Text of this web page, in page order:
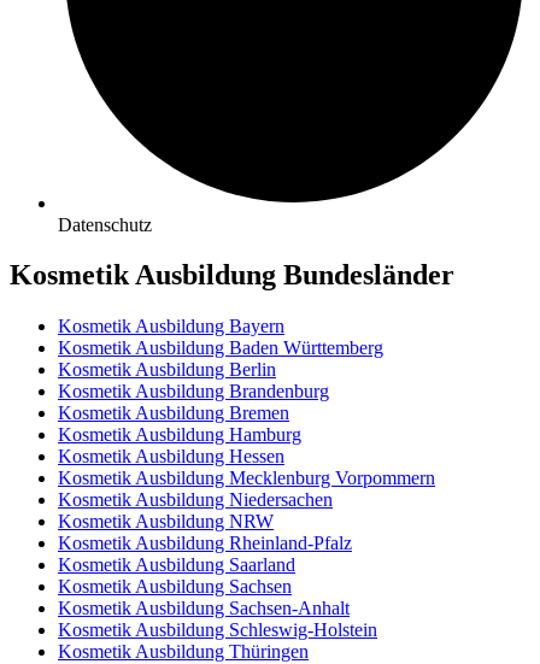
Datenschutz
Kosmetik Ausbildung Bundesländer
Kosmetik Ausbildung Bayern
Kosmetik Ausbildung Baden Württemberg
Kosmetik Ausbildung Berlin
Kosmetik Ausbildung Brandenburg
Kosmetik Ausbildung Bremen
Kosmetik Ausbildung Hamburg
Kosmetik Ausbildung Hessen
Kosmetik Ausbildung Mecklenburg Vorpommern
Kosmetik Ausbildung Niedersachen
Kosmetik Ausbildung NRW
Kosmetik Ausbildung Rheinland-Pfalz
Kosmetik Ausbildung Saarland
Kosmetik Ausbildung Sachsen
Kosmetik Ausbildung Sachsen-Anhalt
Kosmetik Ausbildung Schleswig-Holstein
Kosmetik Ausbildung Thüringen